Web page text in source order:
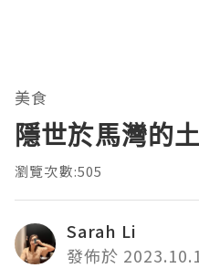
美食
隱世於馬灣的
瀏覽次數:505
Sarah Li
發佈於